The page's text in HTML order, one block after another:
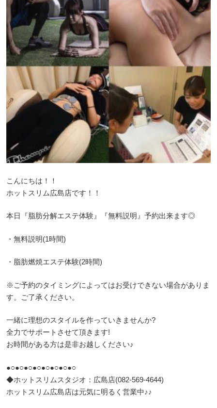
こんにちは！！
ホットスリム広島店です！！
本日『脂肪分解エステ体験』『無料説明』予約出来ます◎
・無料説明(1時間)
・脂肪燃焼エステ体験(2時間)
※ご予約のタイミングによってはお受けできない場合がありま
す。ご了承ください。
一緒に理想のスタイルを作っていきませんか?
全力でサポートさせて頂きます!
お時間がある方は是非お越しください♪
●○●○●○●○●○●○●○●○
◆ホットスリムスタジオ：広島店(082-569-4644)
ホットスリム広島店は元気に明るく営業中♪♪